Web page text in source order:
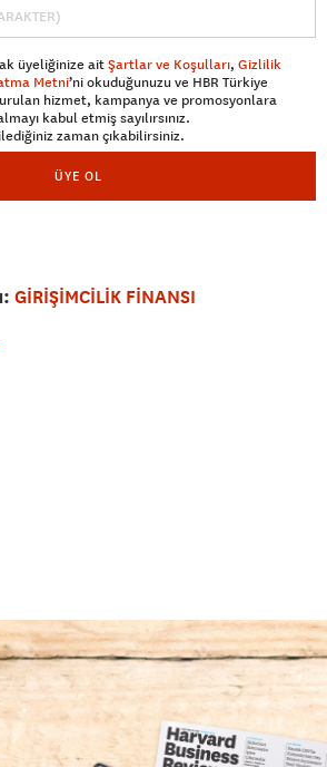
üyeliğinize aitŞartlar ve Koşulları, Gizlilik
Metni’ni okuduğunuzu ve HBR Türkiye
hizmet, kampanya ve promosyonlara
kabul etmiş sayılırsınız.
zaman çıkabilirsiniz.
ÜYE OL
GİRİŞİMCİLİK FİNANSI